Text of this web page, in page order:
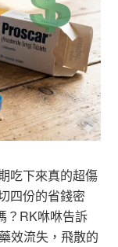
吃下來真的超傷
四份的省錢密
？RK咻咻告訴
效流失，飛散的